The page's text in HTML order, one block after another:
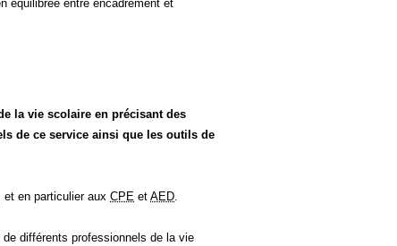
équilibrée entre encadrement et
la vie scolaire en précisant des
de ce service ainsi que les outils de
et en particulier aux CPE et AED.
différents professionnels de la vie